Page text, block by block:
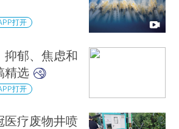
打开
抑郁、焦虑和
精选
打开
医疗废物井喷